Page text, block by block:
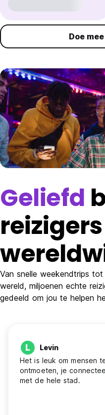
Doe
Geliefd
reizigers
Van snelle weekendtrips
wereld, miljoenen echte
gedeeld om jou te helpen
L
Levin
Het is leuk om mensen
ontmoeten, je
met de hele stad.